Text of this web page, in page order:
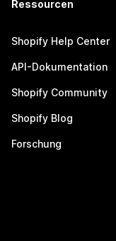
Ressourcen
Shopify Help Center
API-Dokumentation
Shopify Community
Shopify Blog
Forschung